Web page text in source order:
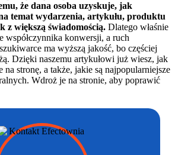
że dana osoba uzyskuje, jak
temat wydarzenia, artykułu, produktu
z większą świadomością. Dlatego właśnie
współczynnika konwersji, a ruch
ma wyższą jakość, bo częściej
Dzięki naszemu artykułowi już wiesz, jak
na stronę, a także, jakie są najpopularniejsze
Wdroż je na stronie, aby poprawić